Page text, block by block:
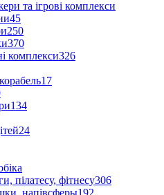
та ігрові комплекси
45
250
370
комплекси326
17
134
24
пілатесу, фітнесу306
напівсферы192